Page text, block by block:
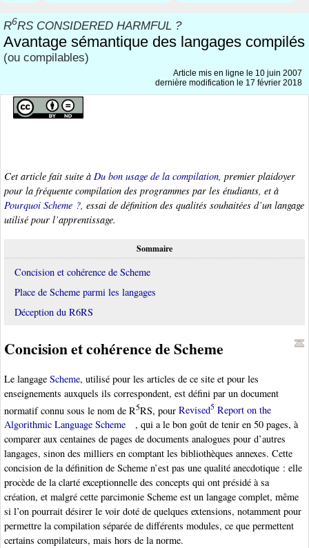
R6RS CONSIDERED HARMFUL ?
Avantage sémantique des langages compilés
(ou compilables)
Article mis en ligne le 10 juin 2007
dernière modification le 17 février 2018
Cet article fait suite à Du bon usage de la compilation, premier plaidoyer
pour la fréquente compilation des programmes par les étudiants, et à
Pourquoi Scheme ?, essai de définition des qualités souhaitées d’un langage
utilisé pour l’apprentissage.
Sommaire
Concision et cohérence de Scheme
Place de Scheme parmi les langages
Déception du R6RS
Concision et cohérence de Scheme
Le langage Scheme, utilisé pour les articles de ce site et pour les
enseignements auxquels ils correspondent, est défini par un document
normatif connu sous le nom de R5RS, pour Revised5 Report on the
Algorithmic Language Scheme
, qui a le bon goût de tenir en 50 pages, à
comparer aux centaines de pages de documents analogues pour d’autres
langages, sinon des milliers en comptant les bibliothèques annexes. Cette
concision de la définition de Scheme n’est pas une qualité anecdotique : elle
procède de la clarté exceptionnelle des concepts qui ont présidé à sa
création, et malgré cette parcimonie Scheme est un langage complet, même
si l’on pourrait désirer le voir doté de quelques extensions, notamment pour
permettre la compilation séparée de différents modules, ce que permettent
certains compilateurs, mais hors de la norme.